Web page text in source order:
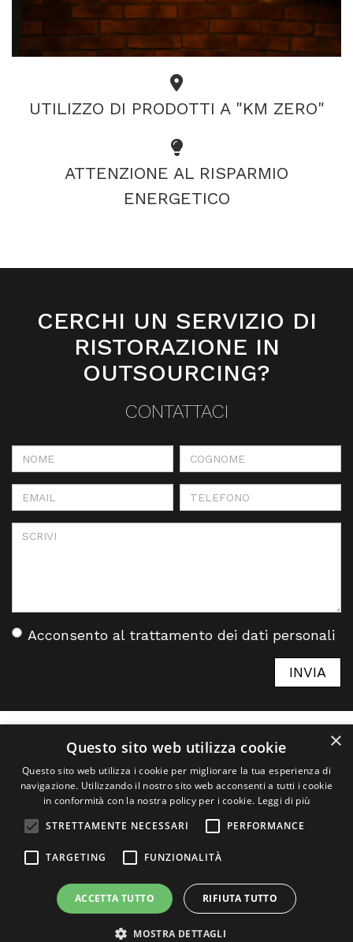
UTILIZZO DI PRODOTTI A "KM ZERO"
ATTENZIONE AL RISPARMIO
ENERGETICO
CERCHI UN SERVIZIO DI
RISTORAZIONE IN
OUTSOURCING?
CONTATTACI
Nome
Cognome
Email
Telefono
Acconsento al trattamento dei dati personali
INVIA
Gruppo FL - P.I. 11492240962 -
+39 3421488458
info@gruppofl.it
×
Questo sito web utilizza cookie
Questo sito web utilizza i cookie per migliorare la tua esperienza di
navigazione. Utilizzando il nostro sito web acconsenti a tutti i cookie
in conformità con la nostra policy per i cookie. Leggi di più
STRETTAMENTE NECESSARI
PERFORMANCE
TARGETING FUNZIONALITÀ
ACCETTA TUTTO RIFIUTA TUTTO
MOSTRA DETTAGLI